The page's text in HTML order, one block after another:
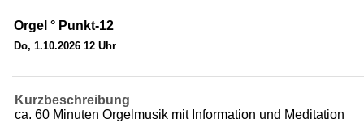
Orgel ° Punkt-12
Do, 1.10.2026 12 Uhr
Kurzbeschreibung
ca. 60 Minuten Orgelmusik mit Information und Meditation